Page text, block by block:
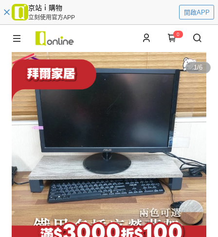
京站ｉ購物
立刻使用官方APP
開啟APP
0
1/6